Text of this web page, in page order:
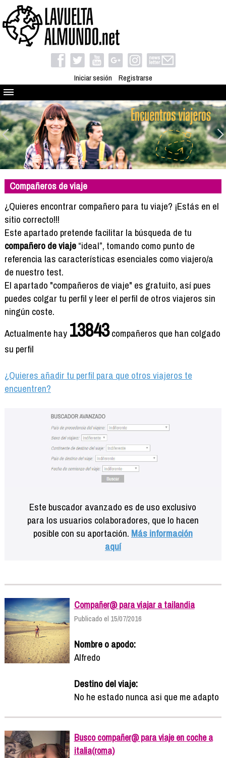
Iniciar sesión Registrarse
Quienes somos
El proyecto
Blog
Viaja con nosotros
Camino solidario
Libros
Compañeros de viaje
Formación
Info viajeros
Contactar
Compañeros de viaje
¿Quieres encontrar compañero para tu viaje? ¡Estás en el
sitio correcto!!!
Este apartado pretende facilitar la búsqueda de tu
compañero de viaje“ideal”, tomando como punto de
referencia las características esenciales como viajero/a
de nuestro test.
El apartado "compañeros de viaje" es gratuito, así pues
puedes colgar tu perfil y leer el perfil de otros viajeros sin
ningún coste.
Actualmente hay 13843compañeros que han colgado
su perfil
¿Quieres añadir tu perfil para que otros viajeros te
encuentren?
Este buscador avanzado es de uso exclusivo
para los usuarios colaboradores, que lo hacen
posible con su aportación. Más información
aquí
Compañer@ para viajar a tailandia
Publicado el 15/07/2016
Nombre o apodo:
Alfredo
Destino del viaje:
No he estado nunca asi que me adapto
Busco compañer@ para viaje en coche a
italia(roma)